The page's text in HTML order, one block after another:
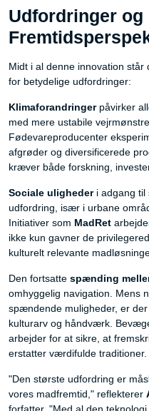
Udfordringer og
Midt i al denne innovation
for betydelige udfordringer:
Klimaforandringerpåvirker
med mere ustabile
Fødevareproducenter
afgrøder og diversificerede
kræver både forskning,
Sociale ulighederi adgang til
udfordring, især i urbane
Initiativer som MadRet
ikke kun gavner de
kulturelt relevante
Den fortsatte spænding
omhyggelig navigation. Mens
spændende muligheder, er
kulturarv og håndværk.
arbejder for at sikre, at
erstatter værdifulde traditioner.
"Den største udfordring er
vores madfremtid," reflekterer